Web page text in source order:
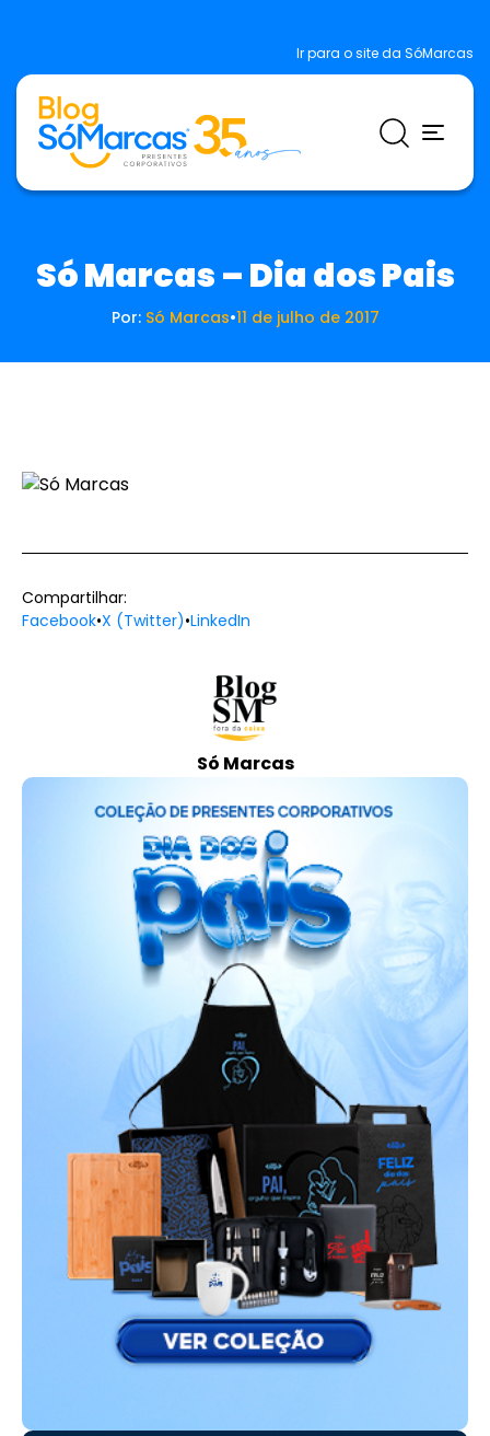
Ir para o site da SóMarcas
Só Marcas – Dia dos Pais
Por: Só Marcas•11 de julho de 2017
Só Marcas
Compartilhar:
Facebook•X (Twitter)•LinkedIn